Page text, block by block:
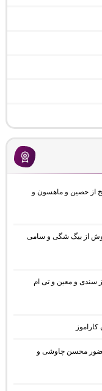
از حصین و ماهسون و
گوش از بیگ شگی و سامی
سندی و معین و تی ام
جی یاشار با حضور محسن چاوشی و